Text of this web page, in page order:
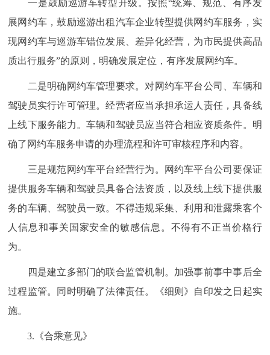
一是鼓励巡游车转型升级。按照“统筹、规范、有序发
展网约车，鼓励巡游出租汽车企业转型提供网约车服务，实
现网约车与巡游车错位发展、差异化经营，为市民提供高品
质出行服务”的原则，明确发展定位，有序发展网约车。
二是明确网约车管理要求。对网约车平台公司、车辆和
驾驶员实行许可管理。经营者应当承担承运人责任，具备线
上线下服务能力。车辆和驾驶员应当符合相应资质条件。明
确了网约车服务申请的办理流程和许可审核程序和内容。
三是规范网约车平台经营行为。网约车平台公司要保证
提供服务车辆和驾驶员具备合法资质，以及线上线下提供服
务的车辆、驾驶员一致。不得违规采集、利用和泄露乘客个
人信息和事关国家安全的敏感信息。不得有不正当价格行
为。
四是建立多部门的联合监管机制。加强事前事中事后全
过程监管。同时明确了法律责任。《细则》自印发之日起实
施。
3.《合乘意见》